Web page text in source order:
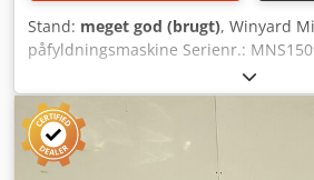
Stand: meget god (brugt), Winyard
påfyldningsmaskine Serienr.:
Acpock Rustfri påfylder, rotations-
justerbar fyldningsstørrelse, lav
fodpedal